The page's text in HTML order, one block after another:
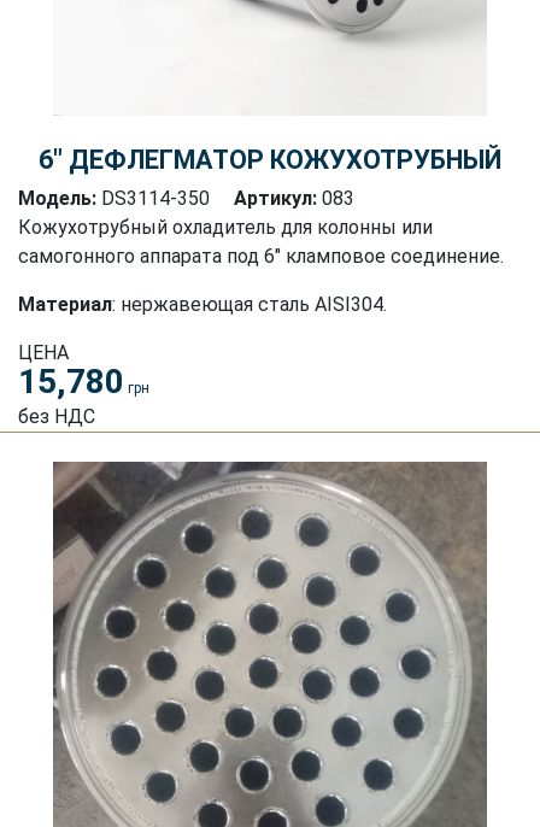
6″ ДЕФЛЕГМАТОР КОЖУХОТРУБНЫЙ
Модель: DS3114-350 Артикул: 083
Кожухотрубный охладитель для колонны или
самогонного аппарата под 6" кламповое соединение.
Материал: нержавеющая сталь AISI304.
ЦЕНА
15,780 грн
без НДС